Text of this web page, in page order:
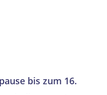
bis zum 16.